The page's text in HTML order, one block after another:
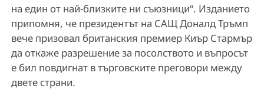
на един от най-близките ни съюзници“. Изданието
припомня, че президентът на САЩ Доналд Тръмп
вече призовал британския премиер Киър Стармър
да откаже разрешение за посолството и въпросът
е бил повдигнат в търговските преговори между
двете страни.